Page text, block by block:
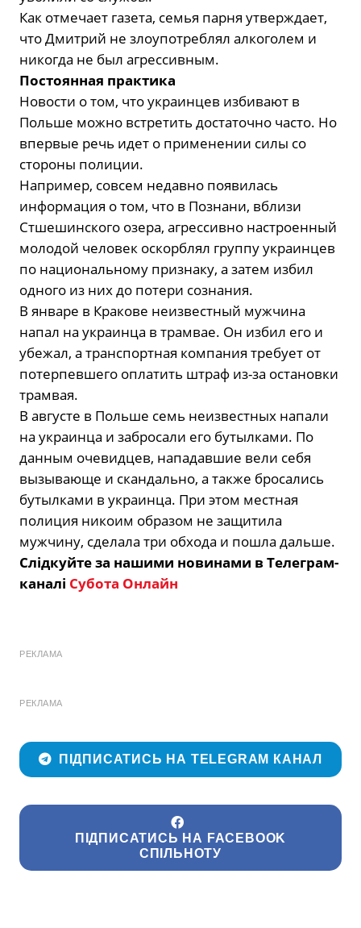
Как отмечает газета, семья парня утверждает,
что Дмитрий не злоупотреблял алкоголем и
никогда не был агрессивным.
Постоянная практика
Новости о том, что украинцев избивают в
Польше можно встретить достаточно часто. Но
впервые речь идет о применении силы со
стороны полиции.
Например, совсем недавно появилась
информация о том, что в Познани, вблизи
Стшешинского озера, агрессивно настроенный
молодой человек оскорблял группу украинцев
по национальному признаку, а затем избил
одного из них до потери сознания.
В январе в Кракове неизвестный мужчина
напал на украинца в трамвае. Он избил его и
убежал, а транспортная компания требует от
потерпевшего оплатить штраф из-за остановки
трамвая.
В августе в Польше семь неизвестных напали
на украинца и забросали его бутылками. По
данным очевидцев, нападавшие вели себя
вызывающе и скандально, а также бросались
бутылками в украинца. При этом местная
полиция никоим образом не защитила
мужчину, сделала три обхода и пошла дальше.
Слідкуйте за нашими новинами в Телеграм-
каналі Субота Онлайн
РЕКЛАМА
РЕКЛАМА
ПІДПИСАТИСЬ НА TELEGRAM КАНАЛ
ПІДПИСАТИСЬ НА FACEBOOK
СПІЛЬНОТУ